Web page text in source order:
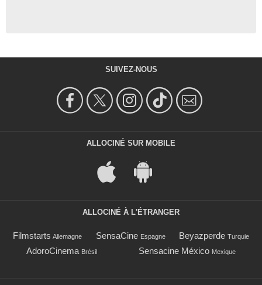
SUIVEZ-NOUS
ALLOCINÉ SUR MOBILE
ALLOCINÉ À L'ÉTRANGER
Filmstarts Allemagne SensaCine Espagne Beyazperde Turquie
AdoroCinema Brésil Sensacine México Mexique